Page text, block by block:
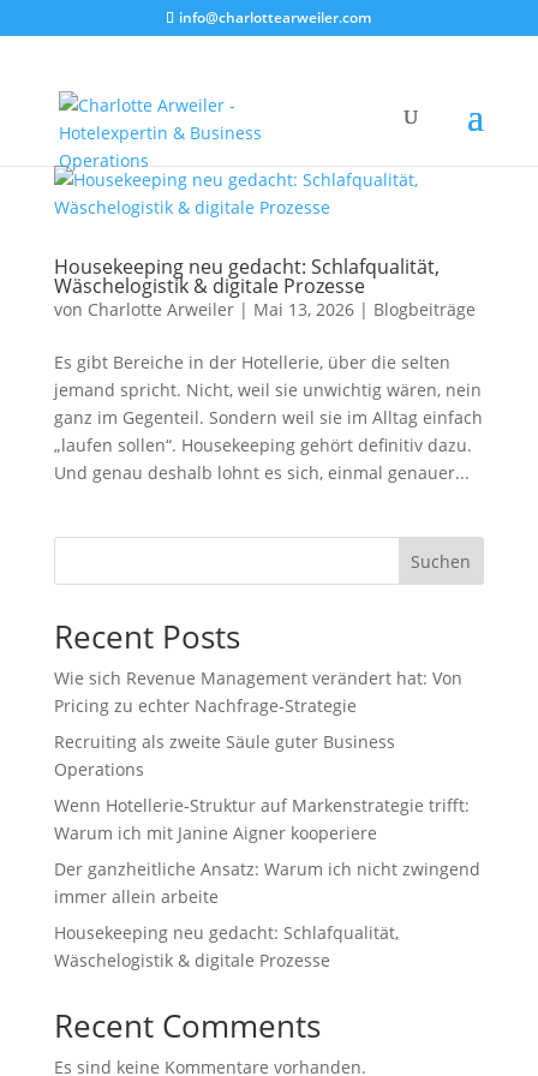
info@charlottearweiler.com
Housekeeping neu gedacht: Schlafqualität,
Wäschelogistik & digitale Prozesse
von Charlotte Arweiler| Mai 13, 2026| Blogbeiträge
Es gibt Bereiche in der Hotellerie, über die selten
jemand spricht. Nicht, weil sie unwichtig wären, nein
ganz im Gegenteil. Sondern weil sie im Alltag einfach
„laufen sollen“. Housekeeping gehört definitiv dazu.
Und genau deshalb lohnt es sich, einmal genauer...
Suchen
Recent Posts
Wie sich Revenue Management verändert hat: Von
Pricing zu echter Nachfrage‑Strategie
Recruiting als zweite Säule guter Business
Operations
Wenn Hotellerie‑Struktur auf Markenstrategie trifft:
Warum ich mit Janine Aigner kooperiere
Der ganzheitliche Ansatz: Warum ich nicht zwingend
immer allein arbeite
Housekeeping neu gedacht: Schlafqualität,
Wäschelogistik & digitale Prozesse
Recent Comments
Es sind keine Kommentare vorhanden.